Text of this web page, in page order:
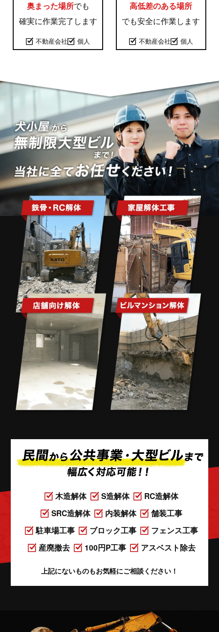
奥まった場所でも
確実に作業完了します
不動産会社 個人
高低差のある場所
でも安全に作業します
不動産会社 個人
木造解体 S造解体
RC造解体
SRC造解体
内装解体
舗装工事
駐車場工事
ブロック工事
フェンス工事
産廃撤去
100円P工事 アスベスト除去
上記にないものもお気軽にご相談ください！